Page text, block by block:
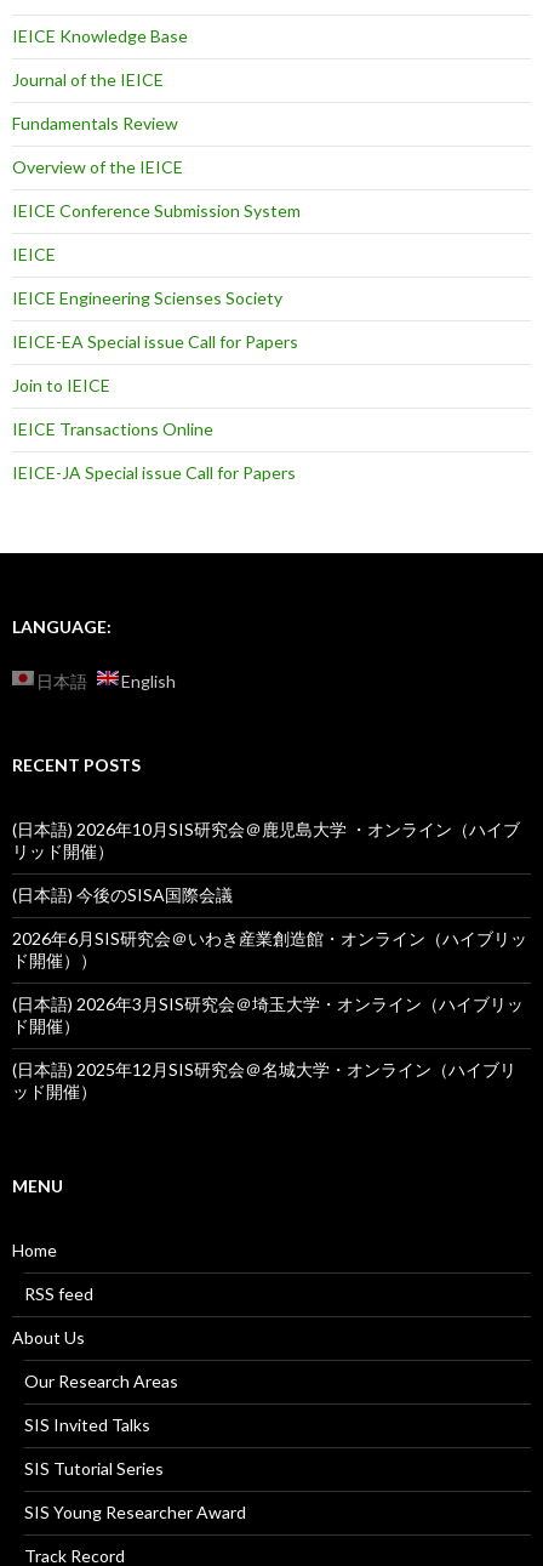
IEICE Knowledge Base
Journal of the IEICE
Fundamentals Review
Overview of the IEICE
IEICE Conference Submission System
IEICE
IEICE Engineering Scienses Society
IEICE-EA Special issue Call for Papers
Join to IEICE
IEICE Transactions Online
IEICE-JA Special issue Call for Papers
LANGUAGE:
日本語 English
RECENT POSTS
(日本語) 2026年10月SIS研究会＠鹿児島大学 ・オンライン（ハイブ
リッド開催）
(日本語) 今後のSISA国際会議
2026年6月SIS研究会＠いわき産業創造館・オンライン（ハイブリッ
ド開催））
(日本語) 2026年3月SIS研究会＠埼玉大学・オンライン（ハイブリッ
ド開催）
(日本語) 2025年12月SIS研究会＠名城大学・オンライン（ハイブリ
ッド開催）
MENU
Home
RSS feed
About Us
Our Research Areas
SIS Invited Talks
SIS Tutorial Series
SIS Young Researcher Award
Track Record